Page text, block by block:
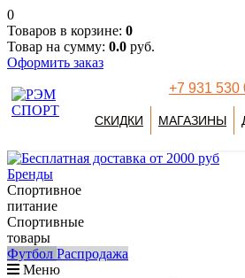
0
Товаров в корзине: 0
Товар на сумму: 0.0 руб.
Оформить заказ
+7 931 530
СКИДКИ МАГАЗИНЫ
Бренды
Спортивное
питание
Спортивные
товары
Футбол Распродажа
Меню